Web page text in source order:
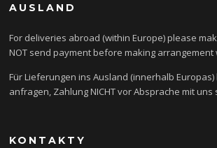
AUSLAND
For deliveries abroad (within Europe) please
NOT send payment before making arrangement
Für Lieferungen ins Ausland (innerhalb
anfragen, Zahlung NICHT vor Absprache mit uns
KONTAKTY